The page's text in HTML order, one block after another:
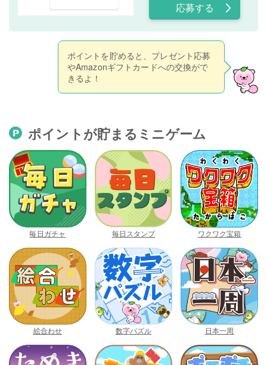
応募する
ポイントを貯めると、プレゼント応募
やAmazonギフトカードへの交換がで
きるよ！
ポイントが貯まるミニゲーム
毎日ガチャ 毎日スタンプ ワクワク宝箱
絵合わせ 数字パズル 日本一周